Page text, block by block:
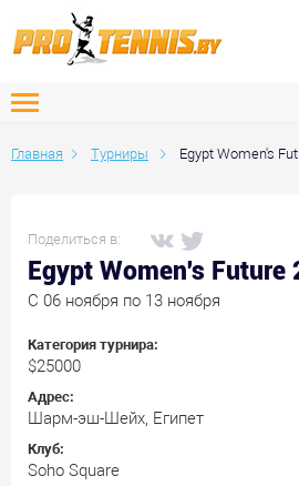
Главная Турниры Egypt Women's
Поделиться в:
Egypt Women's Future
C 06 ноября по 13 ноября
Категория турнира:
$25000
Адрес:
Шарм-эш-Шейх, Египет
Клуб:
Soho Square